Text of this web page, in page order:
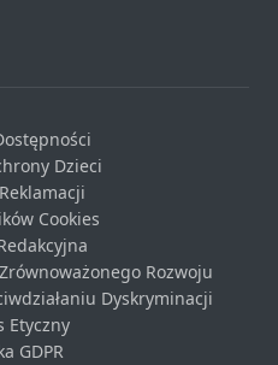
Dzieci
Cookies
Rozwoju
Dyskryminacji
Etyczny
GDPR